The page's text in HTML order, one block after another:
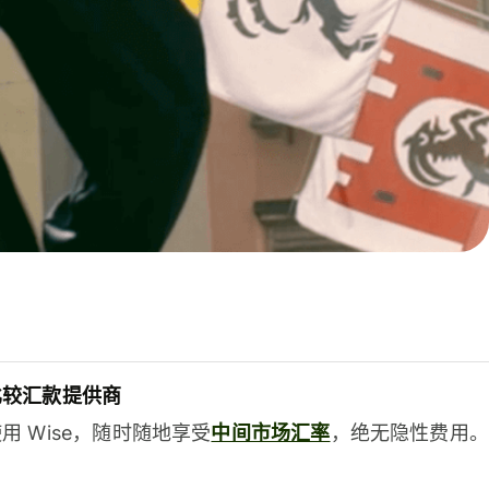
汇款提供商
Wise，随时随地享受中间市场汇率，绝无隐性费用。